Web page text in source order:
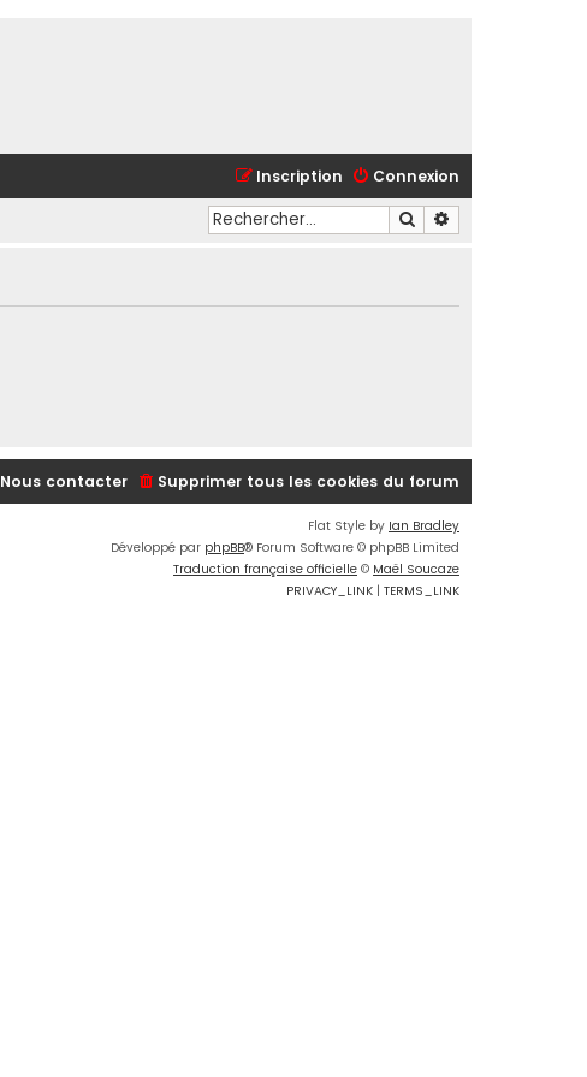
Connexion
Inscription
Rechercher
Supprimer tous les cookies du forum
Nous contacter
Flat Style by Ian Bradley
Développé par phpBB® Forum Software © phpBB Limited
Traduction française officielle © Maël Soucaze
PRIVACY_LINK | TERMS_LINK